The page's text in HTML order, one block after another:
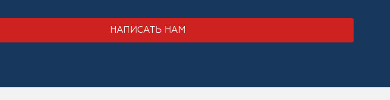
НАПИСАТЬ НАМ